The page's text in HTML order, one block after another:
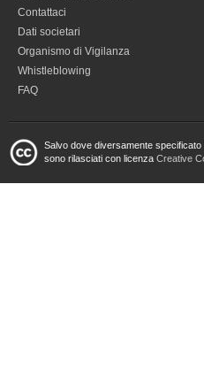
Contattaci
Dati societari
Organismo di Vigilanza
Whistleblowing
FAQ
Salvo dove diversamente
sono rilasciati con licenza Creative